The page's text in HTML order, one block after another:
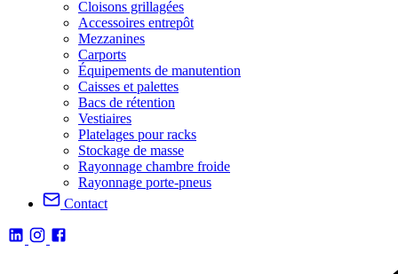
Cloisons grillagées
Accessoires entrepôt
Mezzanines
Carports
Équipements de manutention
Caisses et palettes
Bacs de rétention
Vestiaires
Platelages pour racks
Stockage de masse
Rayonnage chambre froide
Rayonnage porte-pneus
Contact